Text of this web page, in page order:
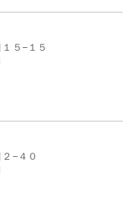
５−１５
−４０